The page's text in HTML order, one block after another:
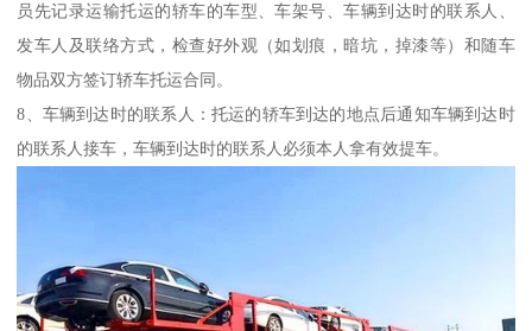
员先记录运输托运的轿车的车型、车架号、车辆到达时的联系人、
发车人及联络方式，检查好外观（如划痕，暗坑，掉漆等）和随车
物品双方签订轿车托运合同。
8、车辆到达时的联系人：托运的轿车到达的地点后通知车辆到达时
的联系人接车，车辆到达时的联系人必须本人拿有效提车。